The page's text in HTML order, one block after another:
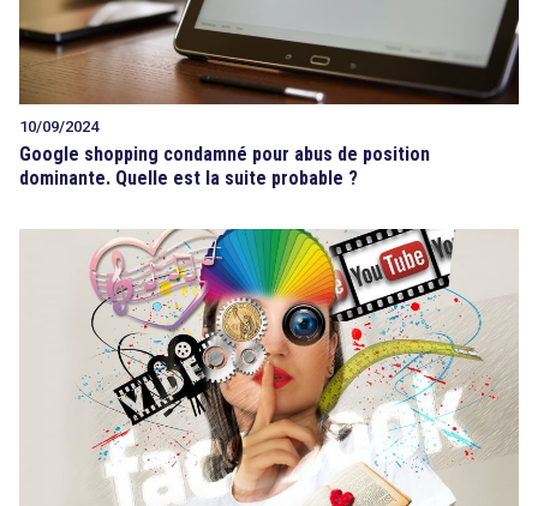
10/09/2024
Google shopping condamné pour abus de position
dominante. Quelle est la suite probable ?